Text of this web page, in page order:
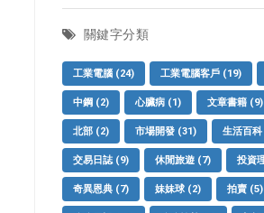
關鍵字分類
工業電腦 (24) 工業電腦客戶 (19)
中鋼 (2) 心臟病 (1) 文章書籍 (9)
北部 (2) 市場開發 (31) 生活百科
交易日誌 (9) 休閒旅遊 (7) 投資
奇異恩典 (7) 妹妹球 (2) 拍賣 (5)